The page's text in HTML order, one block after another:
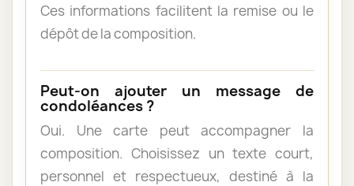
Ces informations facilitent la remise ou le
dépôt de la composition.
Peut-on ajouter un message de
condoléances ?
Oui. Une carte peut accompagner la
composition. Choisissez un texte court,
personnel et respectueux, destiné à la